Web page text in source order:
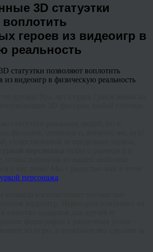
3D статуэтки
героев из видеоигр в
реальность